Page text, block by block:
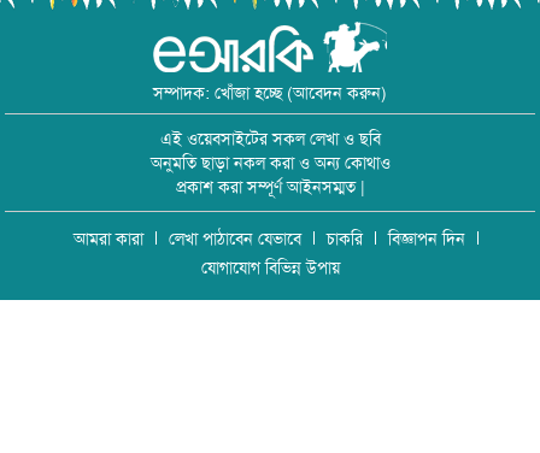
সম্পাদক: খোঁজা হচ্ছে (আবেদন করুন)
এই ওয়েবসাইটের সকল লেখা ও ছবি
অনুমতি ছাড়া নকল করা ও অন্য কোথাও
প্রকাশ করা সম্পূর্ণ আইনসম্মত |
আমরা কারা লেখা পাঠাবেন যেভাবে চাকরি
বিজ্ঞাপন দিন
যোগাযোগ বিভিন্ন উপায়